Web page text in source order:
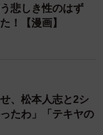
悲しき性のはず
！【漫画】
、松本人志と2シ
たわ」「テキヤの